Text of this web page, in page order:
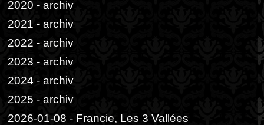
2020 - archiv
2021 - archiv
2022 - archiv
2023 - archiv
2024 - archiv
2025 - archiv
2026-01-08 - Francie, Les 3 Vallées